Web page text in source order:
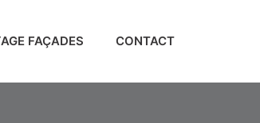
FAÇADES CONTACT